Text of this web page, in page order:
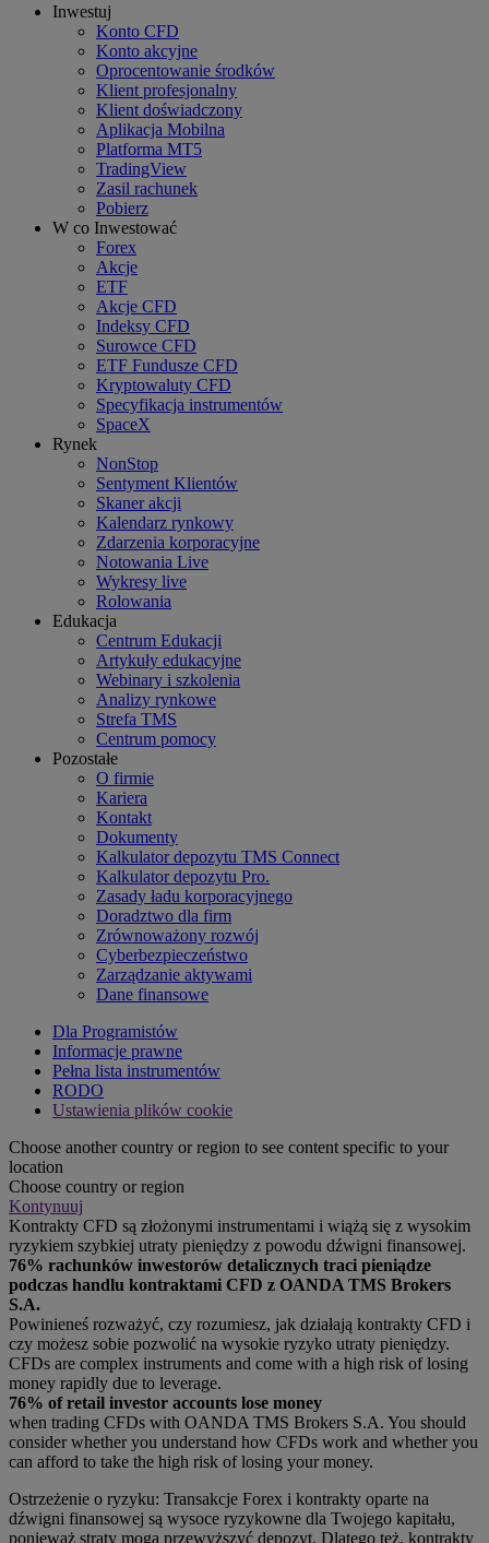
Inwestuj
Konto CFD
Konto akcyjne
Oprocentowanie środków
Klient profesjonalny
Klient doświadczony
Aplikacja Mobilna
Platforma MT5
TradingView
Zasil rachunek
Pobierz
W co Inwestować
Forex
Akcje
ETF
Akcje CFD
Indeksy CFD
Surowce CFD
ETF Fundusze CFD
Kryptowaluty CFD
Specyfikacja instrumentów
SpaceX
Rynek
NonStop
Sentyment Klientów
Skaner akcji
Kalendarz rynkowy
Zdarzenia korporacyjne
Notowania Live
Wykresy live
Rolowania
Edukacja
Centrum Edukacji
Artykuły edukacyjne
Webinary i szkolenia
Analizy rynkowe
Strefa TMS
Centrum pomocy
Pozostałe
O firmie
Kariera
Kontakt
Dokumenty
Kalkulator depozytu TMS Connect
Kalkulator depozytu Pro.
Zasady ładu korporacyjnego
Doradztwo dla firm
Zrównoważony rozwój
Cyberbezpieczeństwo
Zarządzanie aktywami
Dane finansowe
Dla Programistów
Informacje prawne
Pełna lista instrumentów
RODO
Ustawienia plików cookie
Choose another country or region to see content specific to your
location
Choose country or region
Kontynuuj
Kontrakty CFD są złożonymi instrumentami i wiążą się z wysokim
ryzykiem szybkiej utraty pieniędzy z powodu dźwigni finansowej.
76% rachunków inwestorów detalicznych traci pieniądze
podczas handlu kontraktami CFD z OANDA TMS Brokers
S.A.
Powinieneś rozważyć, czy rozumiesz, jak działają kontrakty CFD i
czy możesz sobie pozwolić na wysokie ryzyko utraty pieniędzy.
CFDs are complex instruments and come with a high risk of losing
money rapidly due to leverage.
76% of retail investor accounts lose money
when trading CFDs with OANDA TMS Brokers S.A. You should
consider whether you understand how CFDs work and whether you
can afford to take the high risk of losing your money.
Ostrzeżenie o ryzyku: Transakcje Forex i kontrakty oparte na
dźwigni finansowej są wysoce ryzykowne dla Twojego kapitału,
ponieważ straty mogą przewyższyć depozyt. Dlatego też, kontrakty